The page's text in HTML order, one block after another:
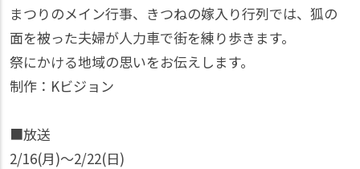
まつりのメイン行事、きつねの嫁入り行列では、狐の
面を被った夫婦が人力車で街を練り歩きます。
祭にかける地域の思いをお伝えします。
制作：Kビジョン
■放送
2/16(月)〜2/22(日)